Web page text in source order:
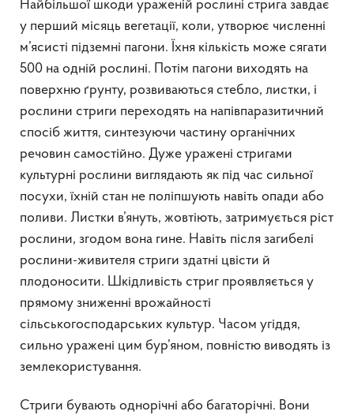
Найбільшої шкоди ураженій рослині стрига завдає
у перший місяць вегетації, коли, утворює численні
м’ясисті підземні пагони. Їхня кількість може сягати
500 на одній рослині. Потім пагони виходять на
поверхню ґрунту, розвиваються стебло, листки, і
рослини стриги переходять на напівпаразитичний
спосіб життя, синтезуючи частину органічних
речовин самостійно. Дуже уражені стригами
культурні рослини виглядають як під час сильної
посухи, їхній стан не поліпшують навіть опади або
поливи. Листки в’януть, жовтіють, затримується ріст
рослини, згодом вона гине. Навіть після загибелі
рослини-живителя стриги здатні цвісти й
плодоносити. Шкідливість стриг проявляється у
прямому зниженні врожайності
сільськогосподарських культур. Часом угіддя,
сильно уражені цим бур’яном, повністю виводять із
землекористування.
Стриги бувають однорічні або багаторічні. Вони